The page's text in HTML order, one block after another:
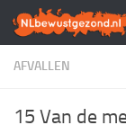
Doorgaan naar
AFVALLEN
15 Van de